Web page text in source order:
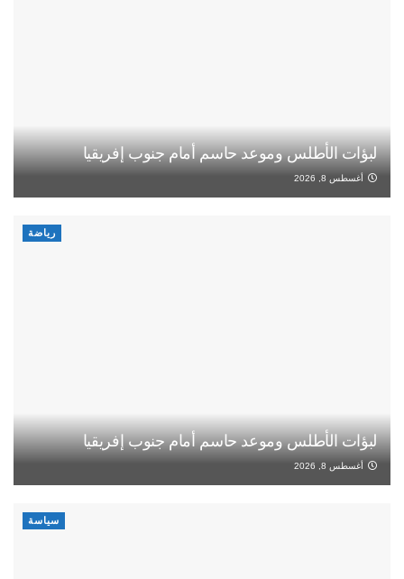
لبؤات الأطلس وموعد حاسم أمام جنوب إفريقيا
أغسطس 8, 2026
رياضة
لبؤات الأطلس وموعد حاسم أمام جنوب إفريقيا
أغسطس 8, 2026
سياسة